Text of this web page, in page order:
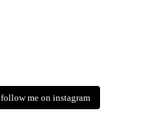
follow me on instagram